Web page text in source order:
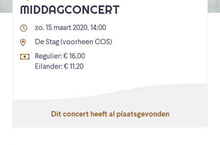
MIDDAGCONCERT
zo. 15 maart 2020, 14:00
De Stag (voorheen COS)
Regulier: € 16,00
Eilander: € 11,20
Dit concert heeft al plaatsgevonden